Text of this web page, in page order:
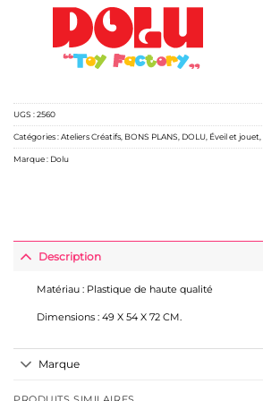
UGS :2560
Catégories :Ateliers Créatifs BONS PLANS DOLU Éveil et jouet
Marque : Dolu
Description
Matériau : Plastique de haute qualité
Dimensions : 49 X 54 X 72 CM.
Marque